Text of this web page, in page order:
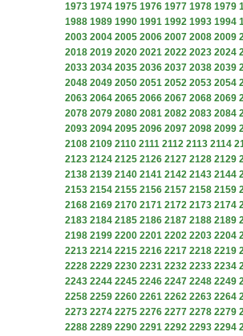
1973 1974 1975 1976 1977 1978 1979
1988 1989 1990 1991 1992 1993 1994
2003 2004 2005 2006 2007 2008 2009
2018 2019 2020 2021 2022 2023 2024
2033 2034 2035 2036 2037 2038 2039
2048 2049 2050 2051 2052 2053 2054
2063 2064 2065 2066 2067 2068 2069
2078 2079 2080 2081 2082 2083 2084
2093 2094 2095 2096 2097 2098 2099
2108 2109 2110 2111 2112 2113 2114
2123 2124 2125 2126 2127 2128 2129
2138 2139 2140 2141 2142 2143 2144
2153 2154 2155 2156 2157 2158 2159
2168 2169 2170 2171 2172 2173 2174
2183 2184 2185 2186 2187 2188 2189
2198 2199 2200 2201 2202 2203 2204
2213 2214 2215 2216 2217 2218 2219
2228 2229 2230 2231 2232 2233 2234
2243 2244 2245 2246 2247 2248 2249
2258 2259 2260 2261 2262 2263 2264
2273 2274 2275 2276 2277 2278 2279
2288 2289 2290 2291 2292 2293 2294